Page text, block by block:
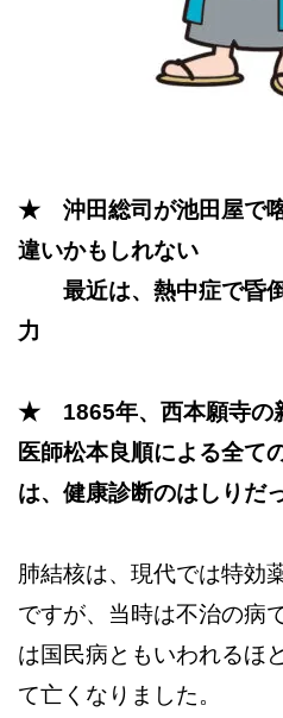
★ 沖田総司が池田屋で
違いかもしれない
最近は、熱中症で昏倒
力
★ 1865年、西本願寺の
医師松本良順による全て
は、健康診断のはしりだ
肺結核は、現代では特効
ですが、当時は不治の病
は国民病ともいわれるほ
て亡くなりました。